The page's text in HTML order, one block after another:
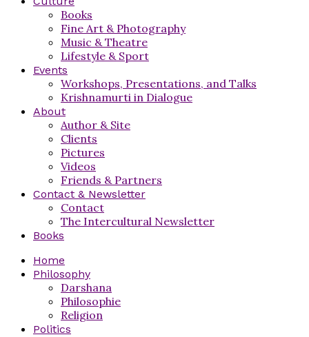
Books
Fine Art & Photography
Music & Theatre
Lifestyle & Sport
Events
Workshops, Presentations, and Talks
Krishnamurti in Dialogue
About
Author & Site
Clients
Pictures
Videos
Friends & Partners
Contact & Newsletter
Contact
The Intercultural Newsletter
Books
Home
Philosophy
Darshana
Philosophie
Religion
Politics